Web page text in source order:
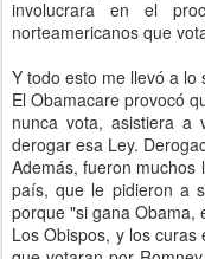
involucrara en el
norteamericanos que
Y todo esto me llevó a lo
El Obamacare provocó
nunca vota, asistiera a
derogar esa Ley.
Además, fueron muchos
país, que le pidieron a
porque "si gana Obama,
Los Obispos, y los